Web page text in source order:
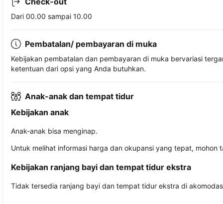
Dari 00.00 sampai 10.00
Pembatalan/ pembayaran di muka
Kebijakan pembatalan dan pembayaran di muka bervariasi
ketentuan dari opsi yang Anda butuhkan.
Anak-anak dan tempat tidur
Kebijakan anak
Anak-anak bisa menginap.
Untuk melihat informasi harga dan okupansi yang tepat,
Kebijakan ranjang bayi dan tempat tidur ekstra
Tidak tersedia ranjang bayi dan tempat tidur ekstra di